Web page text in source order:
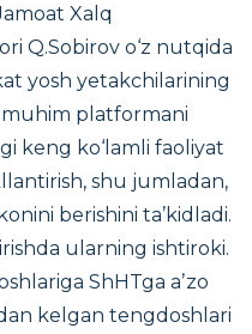
Xalq
Q.Sobirov o‘z nutqida
yosh yetakchilarining
muhim platformani
keng ko‘lamli faoliyat
shu jumladan,
berishini ta’kidladi.
ularning ishtiroki.
ShHTga aʼzo
kelgan tengdoshlari